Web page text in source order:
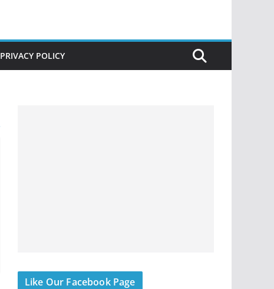
PRIVACY POLICY
Like Our Facebook Page